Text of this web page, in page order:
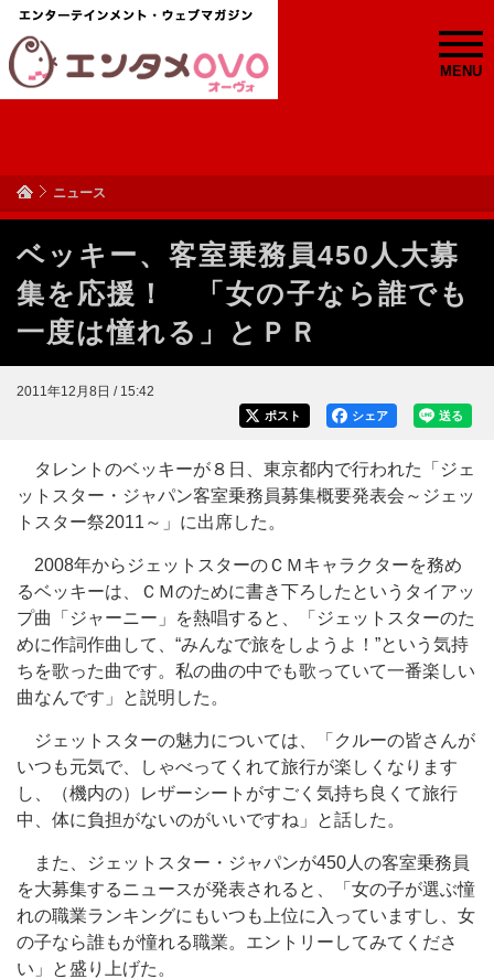
MENU
ニュース
ベッキー、客室乗務員450人大募
集を応援！ 「女の子なら誰でも
一度は憧れる」とＰＲ
2011年12月8日 / 15:42
送る
シェア
ポスト
タレントのベッキーが８日、東京都内で行われた「ジェ
ットスター・ジャパン客室乗務員募集概要発表会～ジェッ
トスター祭2011～」に出席した。
2008年からジェットスターのＣＭキャラクターを務め
るベッキーは、ＣＭのために書き下ろしたというタイアッ
プ曲「ジャーニー」を熱唱すると、「ジェットスターのた
めに作詞作曲して、“みんなで旅をしようよ！”という気持
ちを歌った曲です。私の曲の中でも歌っていて一番楽しい
曲なんです」と説明した。
ジェットスターの魅力については、「クルーの皆さんが
いつも元気で、しゃべってくれて旅行が楽しくなります
し、（機内の）レザーシートがすごく気持ち良くて旅行
中、体に負担がないのがいいですね」と話した。
また、ジェットスター・ジャパンが450人の客室乗務員
を大募集するニュースが発表されると、「女の子が選ぶ憧
れの職業ランキングにもいつも上位に入っていますし、女
の子なら誰もが憧れる職業。エントリーしてみてくださ
い」と盛り上げた。